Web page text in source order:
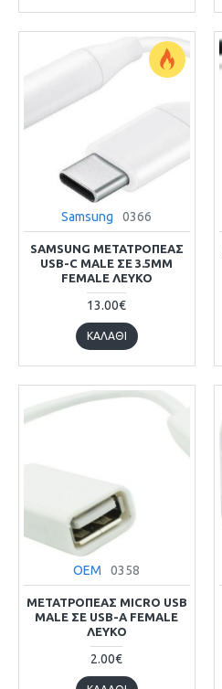
Samsung 0366
SAMSUNG ΜΕΤΑΤΡΟΠΈΑΣ
USB-C MALE ΣΕ 3.5MM
FEMALE ΛΕΥΚΌ
13.00€
ΚΑΛΆΘΙ
OEM 0358
ΜΕΤΑΤΡΟΠΈΑΣ MICRO USB
MALE ΣΕ USB-A FEMALE
ΛΕΥΚΌ
2.00€